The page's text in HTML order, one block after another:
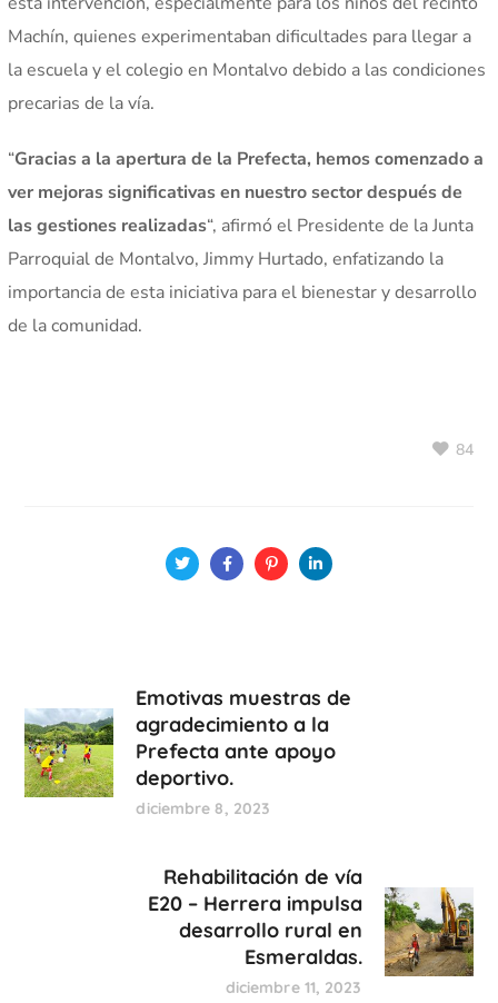
Machín, quienes experimentaban dificultades para llegar a
la escuela y el colegio en Montalvo debido a las condiciones
precarias de la vía.
“Gracias a la apertura de la Prefecta, hemos comenzado a
ver mejoras significativas en nuestro sector después de
las gestiones realizadas“, afirmó el Presidente de la Junta
Parroquial de Montalvo, Jimmy Hurtado, enfatizando la
importancia de esta iniciativa para el bienestar y desarrollo
de la comunidad.
84
Emotivas muestras de
agradecimiento a la
Prefecta ante apoyo
deportivo.
diciembre 8, 2023
Rehabilitación de vía
E20 – Herrera impulsa
desarrollo rural en
Esmeraldas.
diciembre 11, 2023